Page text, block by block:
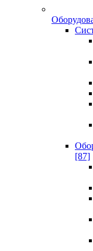
[87]